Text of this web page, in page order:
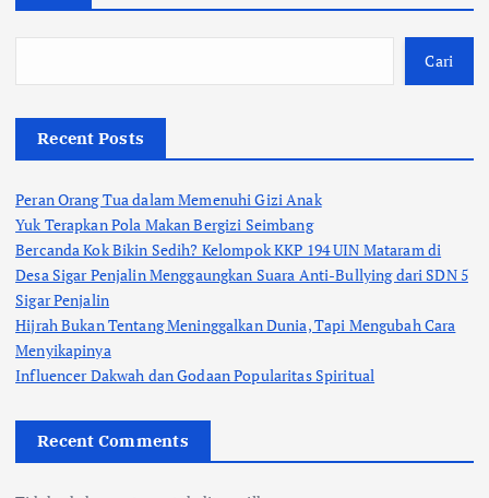
Cari
Recent Posts
Peran Orang Tua dalam Memenuhi Gizi Anak
Yuk Terapkan Pola Makan Bergizi Seimbang
Bercanda Kok Bikin Sedih? Kelompok KKP 194 UIN Mataram di
Desa Sigar Penjalin Menggaungkan Suara Anti-Bullying dari SDN 5
Sigar Penjalin
Hijrah Bukan Tentang Meninggalkan Dunia, Tapi Mengubah Cara
Menyikapinya
Influencer Dakwah dan Godaan Popularitas Spiritual
Recent Comments